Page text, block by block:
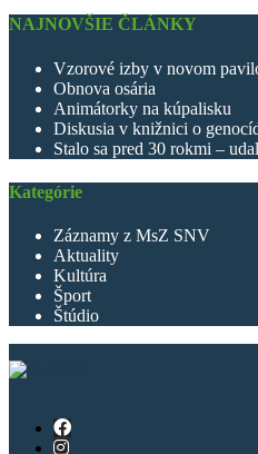
NAJNOVŠIE ČLÁNKY
Vzorové izby v novom
Obnova osária
Animátorky na kúpalisku
Diskusia v knižnici o
Stalo sa pred 30 rokmi –
Kategórie
Záznamy z MsZ SNV
Aktuality
Kultúra
Šport
Štúdio